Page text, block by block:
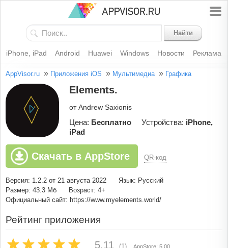
Найти
iPhone, iPad Android Huawei Windows Новости Реклама
AppVisor.ru » Приложения iOS » Мультимедиа » Графика
Elements.
от Andrew Saxionis
Цена: Бесплатно Устройства: iPhone,
iPad
Скачать в AppStore QR-код
Версия: 1.2.2 от 21 августа 2022
Язык: Русский
Размер: 43.3 Мб
Возраст: 4+
Официальный сайт: https://www.myelements.world/
Рейтинг приложения
5.11 (1) AppStore: 5.00